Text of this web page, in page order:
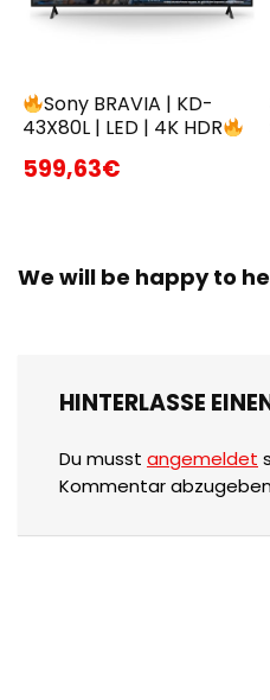
Sony BRAVIA | KD-
43X80L | LED | 4K HDR
599,63€
We will be happy to
HINTERLASSE
Du musst angemeldet
Kommentar